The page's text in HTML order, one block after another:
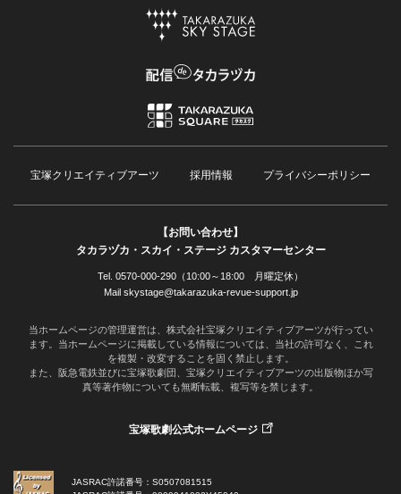
宝塚クリエイティブアーツ 採用情報 プライバシーポリシー
【お問い合わせ】
タカラヅカ・スカイ・ステージ カスタマーセンター
Tel. 0570-000-290（10:00～18:00 月曜定休）
Mail skystage@takarazuka-revue-support.jp
当ホームページの管理運営は、株式会社宝塚クリエイティブアーツが行ってい
ます。当ホームページに掲載している情報については、当社の許可なく、これ
を複製・改変することを固く禁止します。
また、阪急電鉄並びに宝塚歌劇団、宝塚クリエイティブアーツの出版物ほか写
真等著作物についても無断転載、複写等を禁じます。
宝塚歌劇公式ホームページ
JASRAC許諾番号：S0507081515